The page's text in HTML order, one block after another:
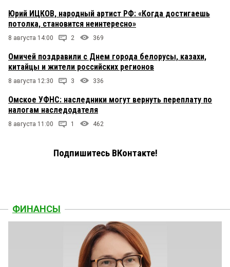
Юрий ИЦКОВ, народный артист РФ: «Когда достигаешь
потолка, становится неинтересно»
8 августа 14:00 2 369
Омичей поздравили с Днем города белорусы, казахи,
китайцы и жители российских регионов
8 августа 12:30 3 336
Омское УФНС: наследники могут вернуть переплату по
налогам наследодателя
8 августа 11:00 1 462
Подпишитесь ВКонтакте!
ФИНАНСЫ